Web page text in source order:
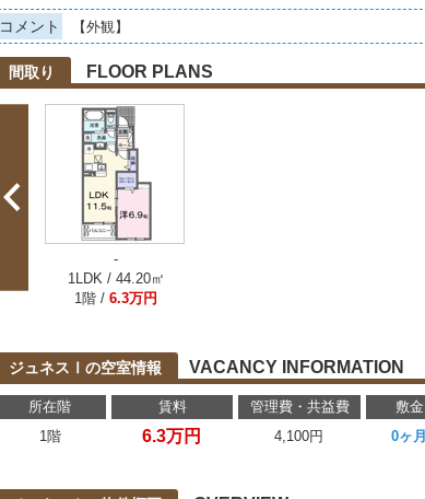
コメント 【外観】
間取り FLOOR PLANS
-
1LDK / 44.20㎡
1階 / 6.3万円
ジュネスⅠの空室情報 VACANCY INFORMATION
所在階 賃料 管理費・共益費 敷金
1階
6.3万円 4,100円 0ヶ月